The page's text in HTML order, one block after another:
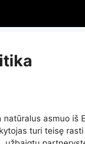
natūralus asmuo iš
turi teisę